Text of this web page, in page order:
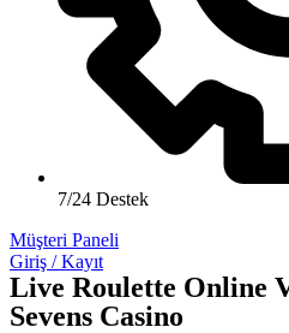
7/24 Destek
Müşteri Paneli
Giriş / Kayıt
Live Roulette Online
Sevens Casino